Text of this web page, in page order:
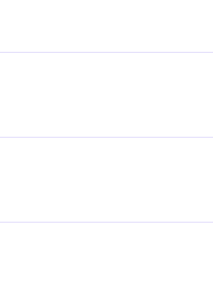
onder andere via de
slim aangehaakt op